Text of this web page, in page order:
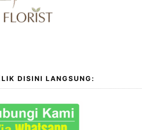
DISINI LANGSUNG: